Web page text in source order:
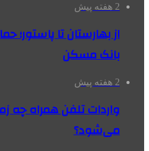
2 هفته پیش
از بهارستان تا پاستور؛
بانک مسکن
2 هفته پیش
واردات تلفن همراه چه
می‌شود؟